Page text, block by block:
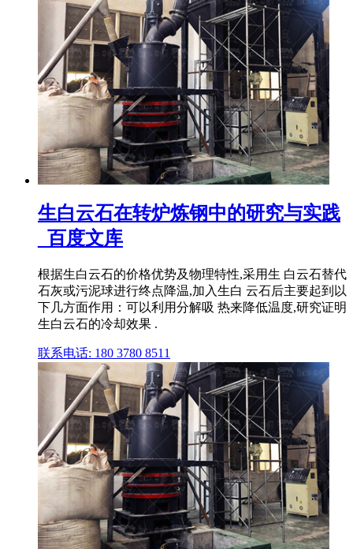
生白云石在转炉炼钢中的研究与实践
_百度文库
根据生白云石的价格优势及物理特性,采用生 白云石替代
石灰或污泥球进行终点降温,加入生白 云石后主要起到以
下几方面作用：可以利用分解吸 热来降低温度,研究证明
生白云石的冷却效果 .
联系电话: 180 3780 8511